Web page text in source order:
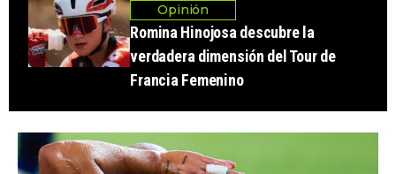
Opinión
Romina Hinojosa descubre la
verdadera dimensión del Tour de
Francia Femenino